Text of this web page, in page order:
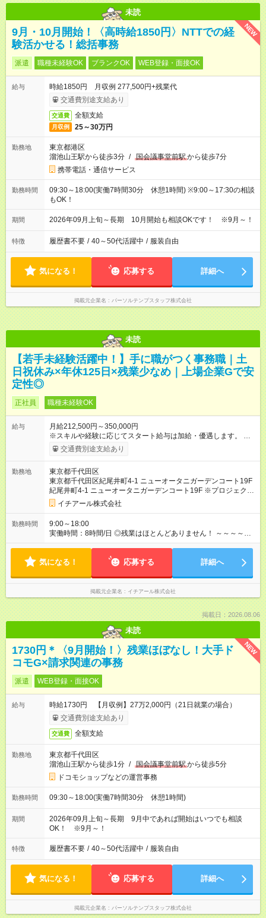
未読
NEW
9月・10月開始！〈高時給1850円〉NTTでの経
験活かせる！総括事務
派遣 職種未経験OK ブランクOK WEB登録・面接OK
給与
時給1850円 月収例 277,500円+残業代
交通費別途支給あり
交通費 全額支給
月収例 25～30万円
勤務地
東京都港区
溜池山王駅から徒歩3分 / 国会議事堂前駅から徒歩7分
携帯電話・通信サービス
勤務時間
09:30～18:00(実働7時間30分 休憩1時間) ※9:00～17:30の相談
もOK！
期間 2026年09月上旬～長期 10月開始も相談OKです！ ※9月～！
特徴 履歴書不要 / 40～50代活躍中 / 服装自由
気になる！ 応募する 詳細へ
掲載元企業名 パーソルテンプスタッフ株式会社
未読
【若手未経験活躍中！】手に職がつく事務職｜土
日祝休み×年休125日×残業少なめ｜上場企業Gで安
定性◎
正社員 職種未経験OK
給与
月給212,500円～350,000円
※スキルや経験に応じてスタート給与は加給・優遇します。 ※昇
給タイミングは年2回です。 ◎プラスアルファの手当あり！ ～～
～～～～～～～～～～～ ・交通費（月3万円まで） ・時間外手
技術者、TOEICなど） ・賞与（特別手当）年1回 【試用期間】
試用期間あり 試用期間の長さ：3ヶ月 雇用形態、給与は本採用
時と同じです。
交通費別途支給あり
勤務地
東京都千代田区
東京都千代田区紀尾井町4-1 ニューオータニガーデンコート19F
紀尾井町4-1 ニューオータニガーデンコート19F ※プロジェクト
によって勤務地は異なりますが、主に23区内での勤務となりま
す。ご自宅の場所やご希望を最大限考慮いたします。
イチアール株式会社
勤務時間
9:00～18:00
実働時間：8時間/日 ◎残業はほとんどありません！ ～～～～～
～～～～～～～～～ 平均して1ヶ月10時間以下なので、残業を
ートの時間も大事にできます。
気になる！ 応募する 詳細へ
掲載元企業名 イチアール株式会社
掲載日：2026.08.06
未読
NEW
1730円＊〈9月開始！〉残業ほぼなし！大手ド
コモG×請求関連の事務
派遣 WEB登録・面接OK
給与
時給1730円 【月収例】27万2,000円（21日就業の場合）
交通費別途支給あり
交通費 全額支給
勤務地
東京都千代田区
溜池山王駅から徒歩1分 / 国会議事堂前駅から徒歩5分
ドコモショップなどの運営事務
勤務時間 09:30～18:00(実働7時間30分 休憩1時間)
期間
2026年09月上旬～長期 9月中であれば開始はいつでも相談
OK！ ※9月～！
特徴 履歴書不要 / 40～50代活躍中 / 服装自由
気になる！ 応募する 詳細へ
掲載元企業名 パーソルテンプスタッフ株式会社